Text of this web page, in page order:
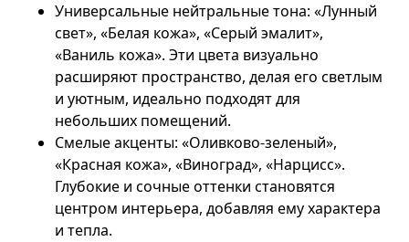
Универсальные нейтральные тона: «Лунный
свет», «Белая кожа», «Серый эмалит»,
«Ваниль кожа». Эти цвета визуально
расширяют пространство, делая его светлым
и уютным, идеально подходят для
небольших помещений.
Смелые акценты: «Оливково-зеленый»,
«Красная кожа», «Виноград», «Нарцисс».
Глубокие и сочные оттенки становятся
центром интерьера, добавляя ему характера
и тепла.